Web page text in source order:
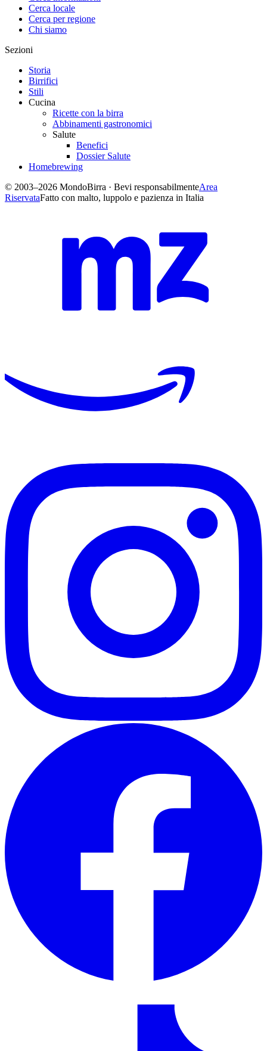
Cerca locale
Cerca per regione
Chi siamo
Sezioni
Storia
Birrifici
Stili
Cucina
Ricette con la birra
Abbinamenti gastronomici
Salute
Benefici
Dossier Salute
Homebrewing
© 2003–2026 MondoBirra · Bevi responsabilmenteArea
RiservataFatto con malto, luppolo e pazienza in Italia